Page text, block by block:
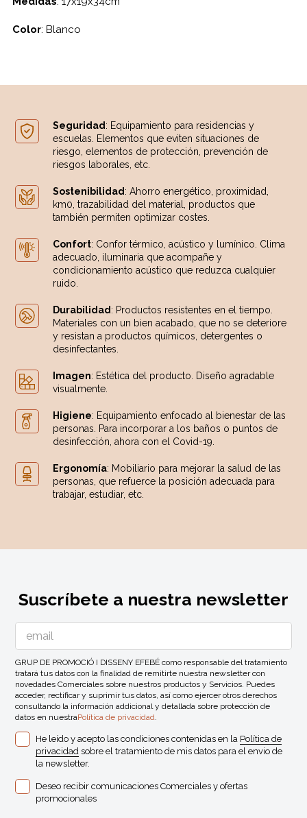
Color: Blanco
Seguridad : Equipamiento para residencias y
escuelas. Elementos que eviten situaciones de
riesgo, elementos de protección, prevención de
riesgos laborales, etc.
Sostenibilidad : Ahorro energético, proximidad,
km0, trazabilidad del material, productos que
también permiten optimizar costes.
Confort: Confor térmico, acústico y lumínico. Clima
adecuado, iluminaria que acompañe y
condicionamiento acústico que reduzca cualquier
ruido.
Durabilidad : Productos resistentes en el tiempo.
Materiales con un bien acabado, que no se deteriore
y resistan a productos químicos, detergentes o
desinfectantes.
Imagen: Estética del producto. Diseño agradable
visualmente.
Higiene: Equipamiento enfocado al bienestar de las
personas. Para incorporar a los baños o puntos de
desinfección, ahora con el Covid-19.
Ergonomía: Mobiliario para mejorar la salud de las
personas, que refuerce la posición adecuada para
trabajar, estudiar, etc.
Suscríbete a nuestra newsletter
GRUP DE PROMOCIÓ I DISSENY EFEBÉ como responsable del tratamiento
tratará tus datos con la finalidad de remitirte nuestra newsletter con
novedades Comerciales sobre nuestros productos y Servicios. Puedes
acceder, rectificar y suprimir tus datos, así como ejercer otros derechos
consultando la información addicional y detallada sobre protección de
datos en nuestraPolítica de privacidad.
He leído y acepto las condiciones contenidas en la Política de
privacidad sobre el tratamiento de mis datos para el envio de
la newsletter.
Deseo recibir comunicaciones Comerciales y ofertas
promocionales